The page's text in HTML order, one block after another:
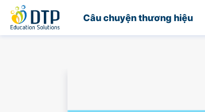
Câu chuyện thương hiệu
Trang chủ